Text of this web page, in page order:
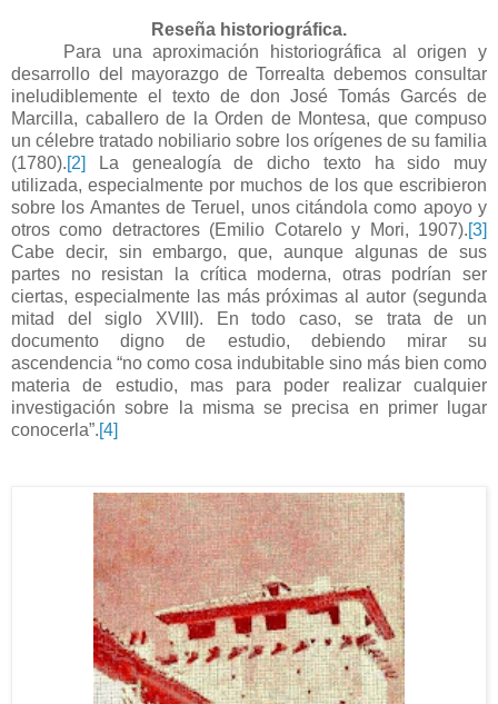
Reseña historiográfica.
Para una aproximación historiográfica al origen y
desarrollo del mayorazgo de Torrealta debemos consultar
ineludiblemente el texto de don José Tomás Garcés de
Marcilla, caballero de la Orden de Montesa, que compuso
un célebre tratado nobiliario sobre los orígenes de su familia
(1780).[2]
La genealogía de dicho texto ha sido muy
utilizada, especialmente por muchos de los que escribieron
sobre los Amantes de Teruel, unos citándola como apoyo y
otros como detractores (Emilio Cotarelo y Mori, 1907).[3]
Cabe decir, sin embargo, que, aunque algunas de sus
partes no resistan la crítica moderna, otras podrían ser
ciertas, especialmente las más próximas al autor (segunda
mitad del siglo XVIII). En todo caso, se trata de un
documento digno de estudio, debiendo mirar su
ascendencia “no como cosa indubitable sino más bien como
materia de estudio, mas para poder realizar cualquier
investigación sobre la misma se precisa en primer lugar
conocerla”.[4]